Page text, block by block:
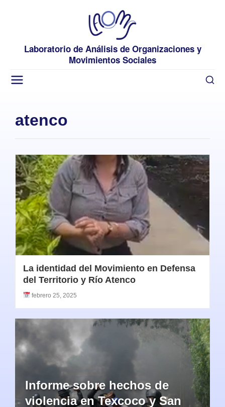
Laboratorio de Análisis de Organizaciones y
Movimientos Sociales
atenco
La identidad del Movimiento en Defensa
del Territorio y Río Atenco
febrero 25, 2025
Informe sobre hechos de
violencia en Texcoco y San